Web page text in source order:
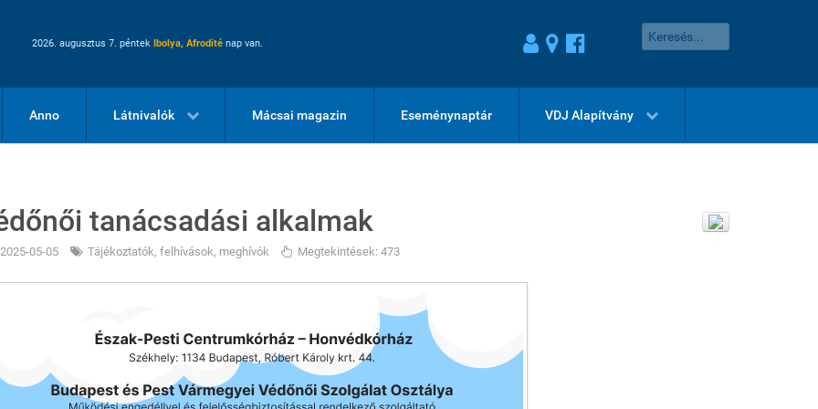
2026. augusztus 7. péntek Ibolya, Afrodité nap van.
Anno Látnivalók Mácsai magazin Eseménynaptár VDJ Alapítvány
tanácsadási alkalmak
2025-05-05 Tájékoztatók, felhívások, meghívók Megtekintések: 473